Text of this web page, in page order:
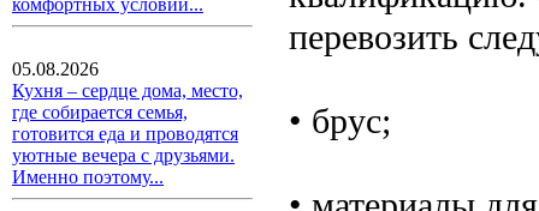
комфортных условий...
05.08.2026
Кухня – сердце дома, место,
где собирается семья,
готовится еда и проводятся
уютные вечера с друзьями.
Именно поэтому...
перевозить
• брус;